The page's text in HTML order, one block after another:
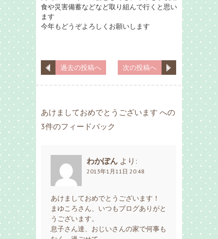
食や災害備蓄などなど取り組んで行くと思い
ます
今年もどうぞよろしくお願いします
過去の投稿へ 次の投稿へ
あけましておめでとうございます への
3件のフィードバック
わかぽん より:
2013年1月11日 20:48
あけましておめでとうございます！
まゆころさん、いつもブログありがと
うございます。
息子さん達、おじいさんの家で何事も